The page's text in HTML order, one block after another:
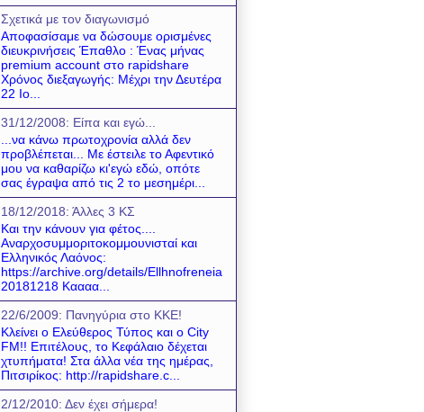
Σχετικά με τον διαγωνισμό
Αποφασίσαμε να δώσουμε ορισμένες
διευκρινήσεις Έπαθλο : Ένας μήνας
premium account στο rapidshare
Χρόνος διεξαγωγής: Μέχρι την Δευτέρα
22 Ιο...
31/12/2008: Είπα και εγώ...
...να κάνω πρωτοχρονία αλλά δεν
προβλέπεται... Με έστειλε το Αφεντικό
μου να καθαρίζω κι'εγώ εδώ, οπότε
σας έγραψα από τις 2 το μεσημέρι...
18/12/2018: Άλλες 3 ΚΣ
Και την κάνουν για φέτος....
Αναρχοσυμμοριτοκομμουνισταί και
Ελληνικός Λαόνος:
https://archive.org/details/Ellhnofreneia
20181218 Καααα...
22/6/2009: Πανηγύρια στο ΚΚΕ!
Κλείνει ο Ελεύθερος Τύπος και ο City
FM!! Επιτέλους, το Κεφάλαιο δέχεται
χτυπήματα! Στα άλλα νέα της ημέρας,
Πιτσιρίκος: http://rapidshare.c...
2/12/2010: Δεν έχει σήμερα!